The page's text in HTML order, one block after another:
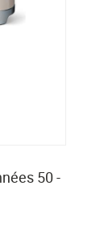
50 -